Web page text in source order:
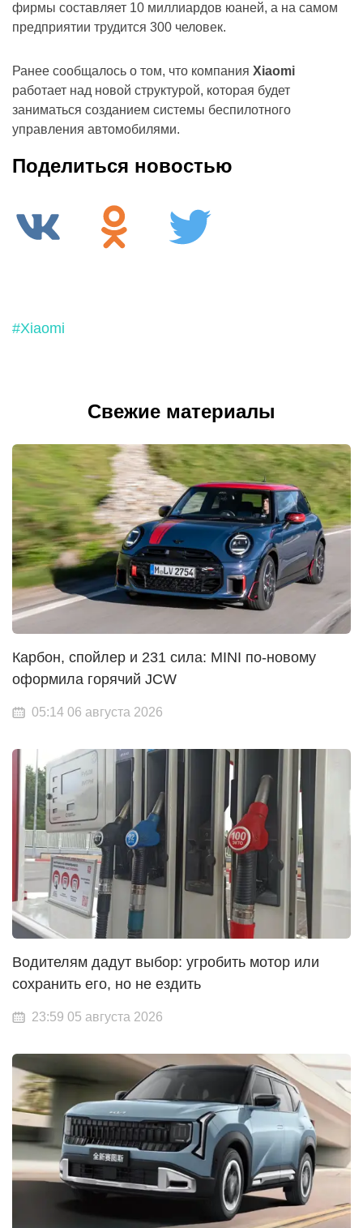
фирмы составляет 10 миллиардов юаней, а на самом
предприятии трудится 300 человек.
Ранее сообщалось о том, что компания Xiaomi
работает над новой структурой, которая будет
заниматься созданием системы беспилотного
управления автомобилями.
Поделиться новостью
#Xiaomi
Свежие материалы
Карбон, спойлер и 231 сила: MINI по-новому
оформила горячий JCW
05:14 06 августа 2026
Водителям дадут выбор: угробить мотор или
сохранить его, но не ездить
23:59 05 августа 2026